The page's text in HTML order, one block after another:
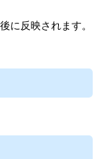
に反映されます。